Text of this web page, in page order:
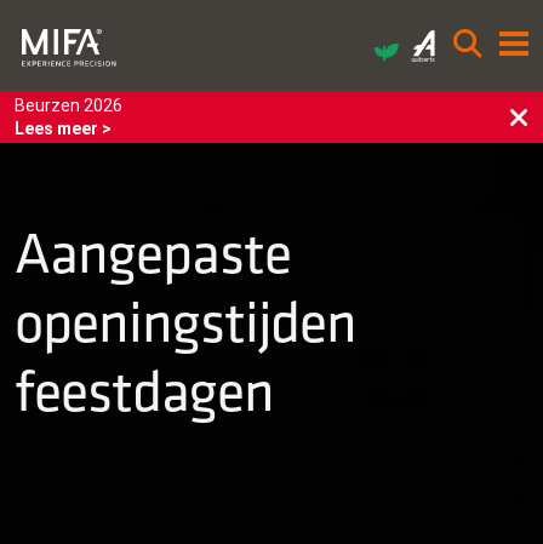
Beurzen 2026
Lees meer >
Aangepaste
openingstijden
feestdagen